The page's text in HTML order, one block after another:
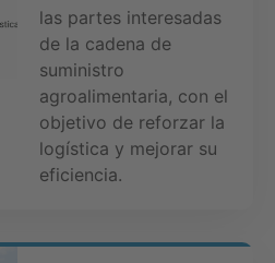
las partes interesadas
de la cadena de
suministro
agroalimentaria, con el
objetivo de reforzar la
logística y mejorar su
eficiencia.